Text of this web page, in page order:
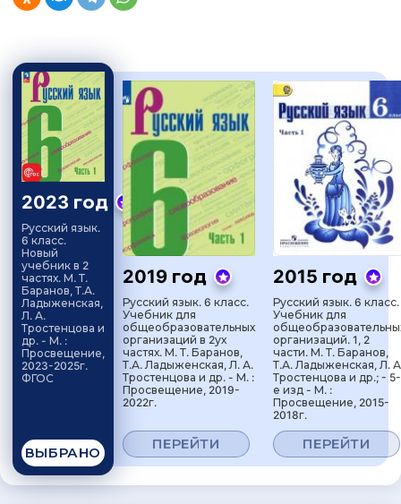
2023 год
Русский язык.
6 класс.
Новый
учебник в 2
частях. М. Т.
Баранов, Т.А.
Ладыженская,
Л. А.
Тростенцова и
др. - М. :
Просвещение,
2023-2025г.
ФГОС
ВЫБРАНО
2019 год
Русский язык. 6 класс.
Учебник для
общеобразовательных
организаций в 2ух
частях. М. Т. Баранов,
Т.А. Ладыженская, Л. А.
Тростенцова и др. - М. :
Просвещение, 2019-
2022г.
ПЕРЕЙТИ
2015 год
Русский язык. 6 класс.
Учебник для
организаций. 1, 2
части. М. Т. Баранов,
Т.А. Ладыженская, Л.
Тростенцова и др.; - 5-
е изд - М. :
Просвещение, 2015-
2018г.
ПЕРЕЙТИ